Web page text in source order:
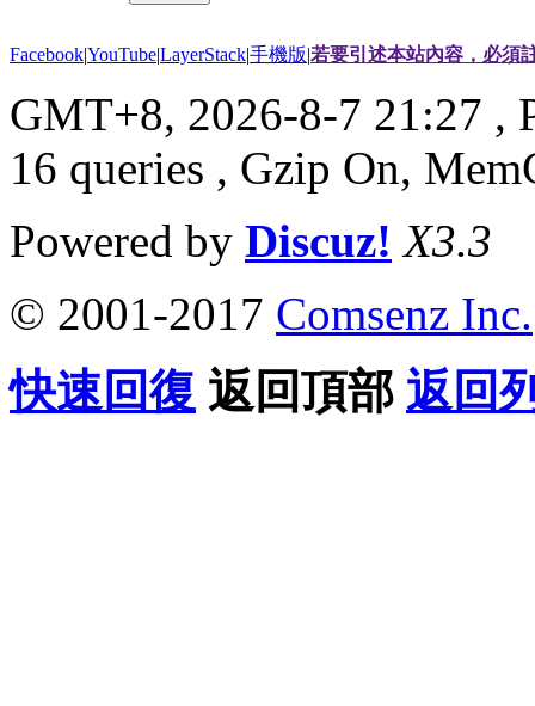
Facebook|YouTube|LayerStack|手機版|若要引述本站內容，必須
GMT+8, 2026-8-7 21:27 ,
16 queries , Gzip On,
Powered by Discuz! X3.3
© 2001-2017 Comsenz Inc.
快速回復 返回頂部 返回